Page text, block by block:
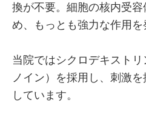
換が不要。細胞の核内受
め、もっとも強力な作用を
当院ではシクロデキスト
ノイン）を採用し、刺激
しています。